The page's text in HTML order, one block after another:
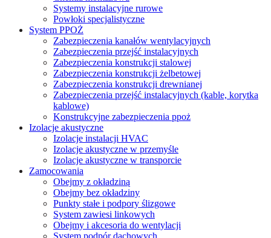
Systemy instalacyjne rurowe
Powłoki specjalistyczne
System PPOŻ
Zabezpieczenia kanałów wentylacyjnych
Zabezpieczenia przejść instalacyjnych
Zabezpieczenia konstrukcji stalowej
Zabezpieczenia konstrukcji żelbetowej
Zabezpieczenia konstrukcji drewnianej
Zabezpieczenia przejść instalacyjnych (kable, korytka
kablowe)
Konstrukcyjne zabezpieczenia ppoż
Izolacje akustyczne
Izolacje instalacji HVAC
Izolacje akustyczne w przemyśle
Izolacje akustyczne w transporcie
Zamocowania
Obejmy z okładziną
Obejmy bez okładziny
Punkty stałe i podpory ślizgowe
System zawiesi linkowych
Obejmy i akcesoria do wentylacji
System podpór dachowych